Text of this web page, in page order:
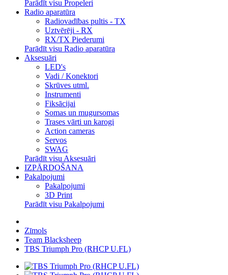
Parādīt visu Propeleri
Radio aparatūra
Radiovadības pultis - TX
Uztvērēji - RX
RX/TX Piederumi
Parādīt visu Radio aparatūra
Aksesuāri
LED's
Vadi / Konektori
Skrūves utml.
Instrumenti
Fiksācijai
Somas un mugursomas
Trases vārti un karogi
Action cameras
Servos
SWAG
Parādīt visu Aksesuāri
IZPĀRDOŠANA
Pakalpojumi
Pakalpojumi
3D Print
Parādīt visu Pakalpojumi
Zīmols
Team Blacksheep
TBS Triumph Pro (RHCP U.FL)